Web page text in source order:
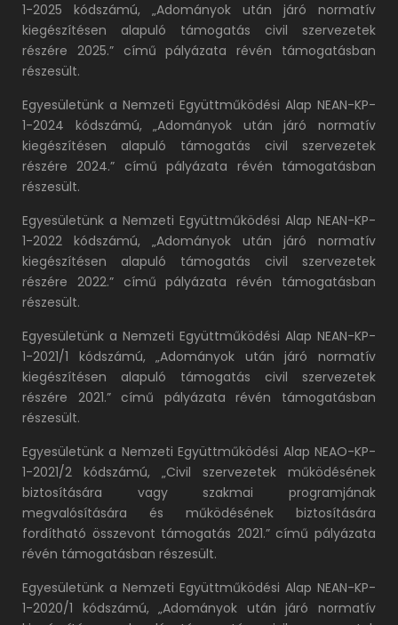
1-2025 kódszámú, „Adományok után járó normatív
kiegészítésen alapuló támogatás civil szervezetek
részére 2025.” című pályázata révén támogatásban
részesült.
Egyesületünk a Nemzeti Együttműködési Alap NEAN-KP-
1-2024 kódszámú, „Adományok után járó normatív
kiegészítésen alapuló támogatás civil szervezetek
részére 2024.” című pályázata révén támogatásban
részesült.
Egyesületünk a Nemzeti Együttműködési Alap NEAN-KP-
1-2022 kódszámú, „Adományok után járó normatív
kiegészítésen alapuló támogatás civil szervezetek
részére 2022.” című pályázata révén támogatásban
részesült.
Egyesületünk a Nemzeti Együttműködési Alap NEAN-KP-
1-2021/1 kódszámú, „Adományok után járó normatív
kiegészítésen alapuló támogatás civil szervezetek
részére 2021.” című pályázata révén támogatásban
részesült.
Egyesületünk a Nemzeti Együttműködési Alap NEAO-KP-
1-2021/2 kódszámú, „Civil szervezetek működésének
biztosítására vagy szakmai programjának
megvalósítására és működésének biztosítására
fordítható összevont támogatás 2021.” című pályázata
révén támogatásban részesült.
Egyesületünk a Nemzeti Együttműködési Alap NEAN-KP-
1-2020/1 kódszámú, „Adományok után járó normatív